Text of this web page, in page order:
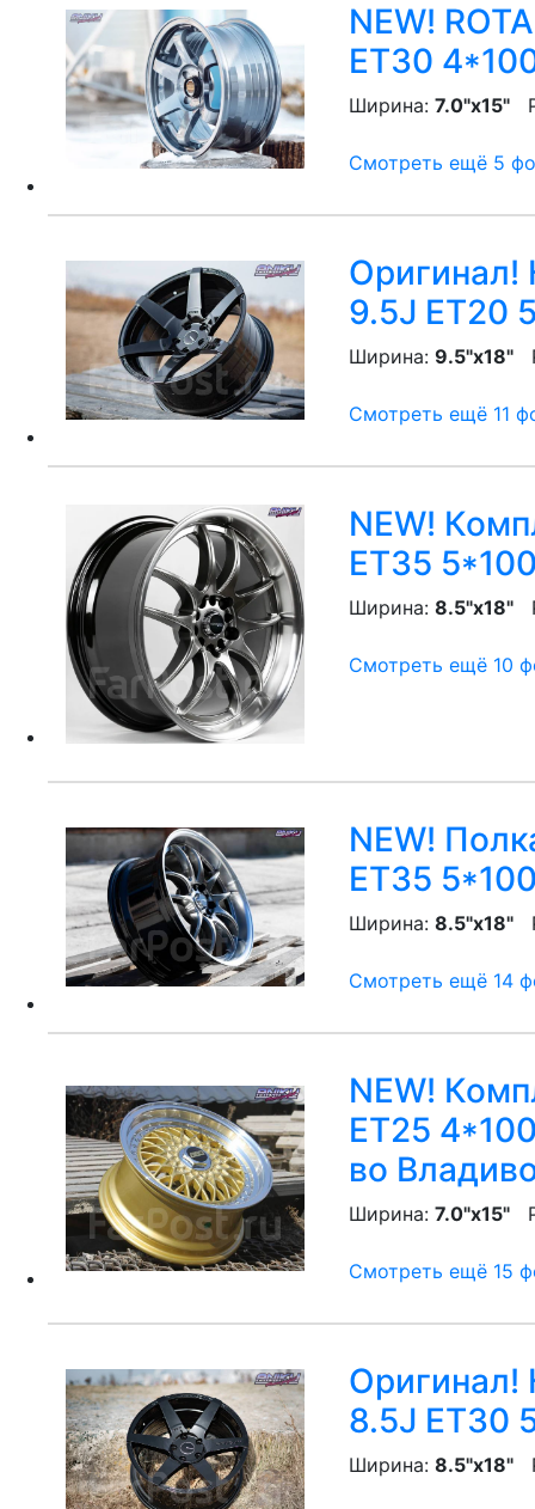
NEW!
ET30
Ширина: 7.0"x15"
Смотреть ещё 5
Оригинал!
9.5J ET20
Ширина: 9.5"x18"
Смотреть ещё 11
NEW!
ET35
Ширина: 8.5"x18"
Смотреть ещё 10
NEW!
ET35
Ширина: 8.5"x18"
Смотреть ещё 14
NEW!
ET25
во
Ширина: 7.0"x15"
Смотреть ещё 15
Оригинал!
8.5J ET30
Ширина: 8.5"x18"